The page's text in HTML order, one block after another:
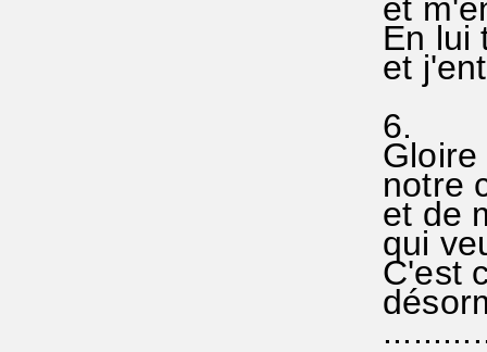
et
En lui
et
6.
notre
et de
qui
C'est